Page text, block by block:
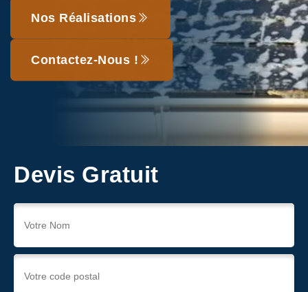
Nos Réalisations
Contactez-Nous !
Devis Gratuit